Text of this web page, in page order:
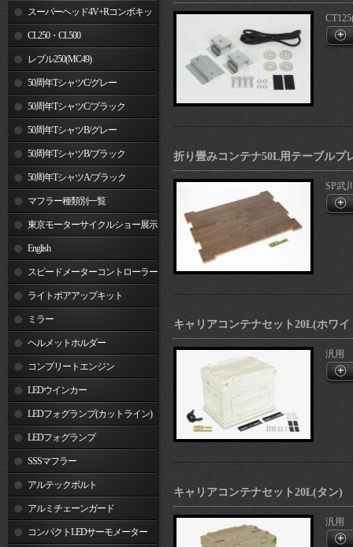
スーパーヘッド4V+Rコンボキッ
ト CL250・CL500
レブル250(MC49)
50周年TシャツC/グレー
50周年TシャツC/ブラック
50周年TシャツB/グレー
50周年TシャツB/ブラック
50周年TシャツA/ブラック
マフラー種類別一覧
東京モーターサイクルショー展示
車両 English
スピードメーターコントローラー
ライトボアアップキット
ミラー
ヘルメットホルダー
コンプリートエンジン
LEDウインカー
LEDフォグランプ(カットライン)
LEDフォグランプ
SSSマフラー
アルテックボルト
アルミチェーンガード
コンパクトLEDサーモメーター
折り畳みコンテナ50L用テーブルプ
SP武
キャリアコンテナセット20L(ホワイ
汎用
キャリアコンテナセット20L(タン)
汎用